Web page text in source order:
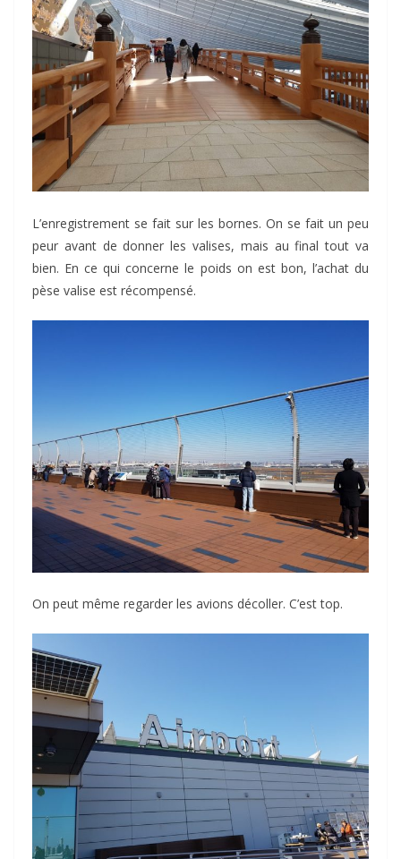
L’enregistrement se fait sur les bornes. On se fait un peu
peur avant de donner les valises, mais au final tout va
bien. En ce qui concerne le poids on est bon, l’achat du
pèse valise est récompensé.
On peut même regarder les avions décoller. C’est top.